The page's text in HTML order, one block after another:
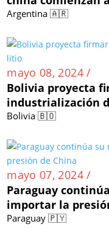
Argentina 🇦🇷
mayo 08, 2024 /
Bolivia proyecta
industrialización
Bolivia 🇧🇴
mayo 07, 2024 /
Paraguay
importar la
Paraguay 🇵🇾